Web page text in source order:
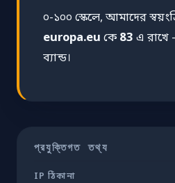
০-১০০ স্কেলে, আমাদের
europa.eu কে 83 এ রাখে
ব্যান্ড।
প্রযুক্তিগত তথ্য
IP ঠিকানা